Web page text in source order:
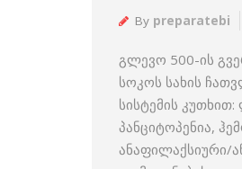
By preparatebi
გლევო 500-ის
სოკოს სახის
სისტემის
პანციტოპენია,
ანაფილაქსიური/